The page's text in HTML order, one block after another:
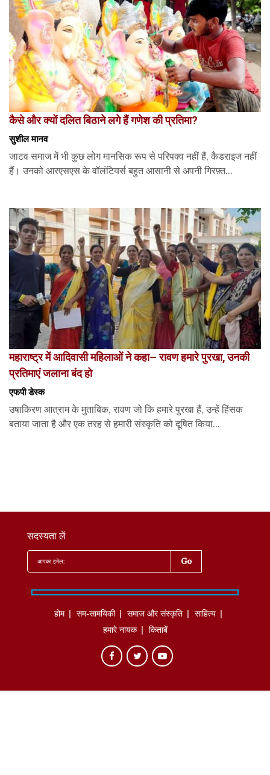
कैसे और क्यों दलित बिठाने लगे हैं गणेश की प्रतिमा?
सुशील मानव
जाटव समाज में भी कुछ लोग मानसिक रूप से परिपक्व नहीं हैं, कैडराइज नहीं
हैं। उनको आरएसएस के वॉलंटियर्स बहुत आसानी से अपनी गिरफ़्त...
महाराष्ट्र में आदिवासी महिलाओं ने कहा– रावण हमारे पुरखा, उनकी
प्रतिमाएं जलाना बंद हो
एफपी डेस्‍क
उषाकिरण आत्राम के मुताबिक, रावण जो कि हमारे पुरखा हैं, उन्हें हिंसक
बताया जाता है और एक तरह से हमारी संस्कृति को दूषित किया...
सदस्यता लें
होम सम-सामयिकी समाज और संस्कृति
साहित्‍य
हमारे नायक
किताबें